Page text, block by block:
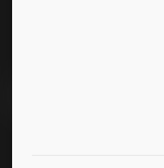
NOS